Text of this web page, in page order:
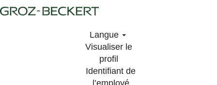
Langue
Visualiser le
profil
Identifiant de
l’employé